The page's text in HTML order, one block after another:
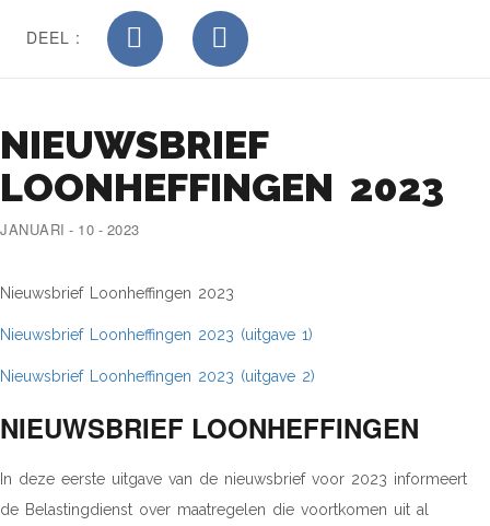
DEEL :
NIEUWSBRIEF
LOONHEFFINGEN 2023
JANUARI - 10 - 2023
Nieuwsbrief Loonheffingen 2023
Nieuwsbrief Loonheffingen 2023 (uitgave 1)
Nieuwsbrief Loonheffingen 2023 (uitgave 2)
NIEUWSBRIEF LOONHEFFINGEN
In deze eerste uitgave van de nieuwsbrief voor 2023 informeert
de Belastingdienst over maatregelen die voortkomen uit al